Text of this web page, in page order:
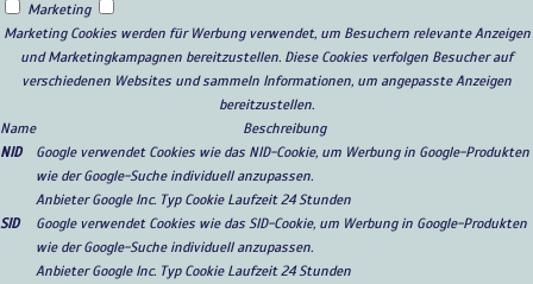
Marketing
Marketing Cookies werden für Werbung verwendet, um Besuchern relevante Anzeigen
und Marketingkampagnen bereitzustellen. Diese Cookies verfolgen Besucher auf
verschiedenen Websites und sammeln Informationen, um angepasste Anzeigen
bereitzustellen.
Name
Beschreibung
NID
Google verwendet Cookies wie das NID-Cookie, um Werbung in Google-Produkten
wie der Google-Suche individuell anzupassen.
Anbieter Google Inc. Typ Cookie Laufzeit 24 Stunden
SID
Google verwendet Cookies wie das SID-Cookie, um Werbung in Google-Produkten
wie der Google-Suche individuell anzupassen.
Anbieter Google Inc. Typ Cookie Laufzeit 24 Stunden